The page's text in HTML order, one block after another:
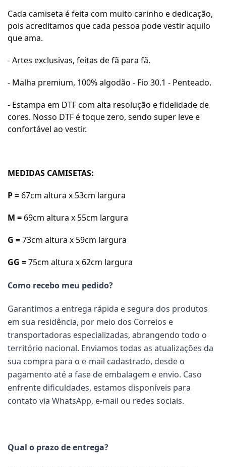
Cada camiseta é feita com muito carinho e dedicação,
pois acreditamos que cada pessoa pode vestir aquilo
que ama.
- Artes exclusivas, feitas de fã para fã.
- Malha premium, 100% algodão - Fio 30.1 - Penteado.
- Estampa em DTF com alta resolução e fidelidade de
cores. Nosso DTF é toque zero, sendo super leve e
confortável ao vestir.
MEDIDAS CAMISETAS:
P = 67cm altura x 53cm largura
M = 69cm altura x 55cm largura
G =73cm altura x 59cm largura
GG =75cm altura x 62cm largura
Como recebo meu pedido?
Garantimos a entrega rápida e segura dos produtos
em sua residência, por meio dos Correios e
transportadoras especializadas, abrangendo todo o
território nacional. Enviamos todas as atualizações da
sua compra para o e-mail cadastrado, desde o
pagamento até a fase de embalagem e envio. Caso
enfrente dificuldades, estamos disponíveis para
contato via WhatsApp, e-mail ou redes sociais.
Qual o prazo de entrega?